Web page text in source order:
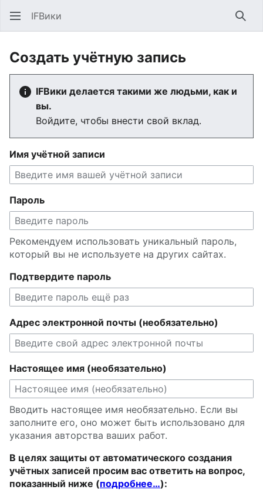
IFВики
Создать учётную запись
IFВики делается такими же людьми, как и
вы.
Войдите, чтобы внести свой вклад.
Имя учётной записи
Пароль
Рекомендуем использовать уникальный пароль,
который вы не используете на других сайтах.
Подтвердите пароль
Адрес электронной почты (необязательно)
Настоящее имя (необязательно)
Вводить настоящее имя необязательно. Если вы
заполните его, оно может быть использовано для
указания авторства ваших работ.
В целях защиты от автоматического создания
учётных записей просим вас ответить на вопрос,
показанный ниже (подробнее…):